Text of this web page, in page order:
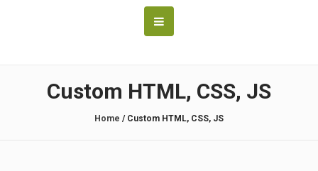
Custom HTML, CSS, JS
Home / Custom HTML, CSS, JS